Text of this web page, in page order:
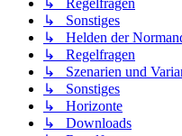
↳ Regelfragen
↳ Sonstiges
↳ Helden der
↳ Regelfragen
↳ Szenarien und
↳ Sonstiges
↳ Horizonte
↳ Downloads